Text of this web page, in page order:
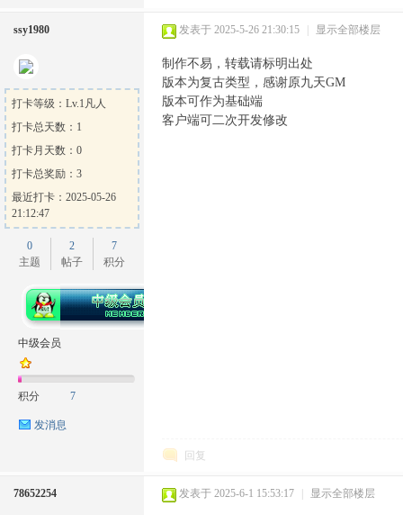
ssy1980
打卡等级：Lv.1凡人
打卡总天数：1
打卡月天数：0
打卡总奖励：3
最近打卡：2025-05-26
21:12:47
0
主题
2
帖子
7
积分
中级会员
积分 7
发消息
发表于 2025-5-26 21:30:15 显示全部楼层
制作不易，转载请标明出处
版本为复古类型，感谢原九天GM
版本可作为基础端
客户端可二次开发修改
回复
78652254 发表于 2025-6-1 15:53:17 显示全部楼层